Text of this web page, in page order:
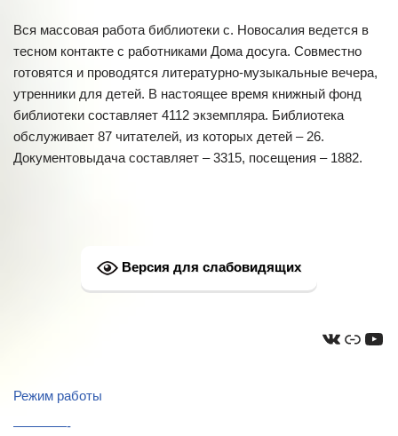
Вся массовая работа библиотеки с. Новосалия ведется в
тесном контакте с работниками Дома досуга. Совместно
готовятся и проводятся литературно-музыкальные вечера,
утренники для детей. В настоящее время книжный фонд
библиотеки составляет 4112 экземпляра. Библиотека
обслуживает 87 читателей, из которых детей – 26.
Документовыдача составляет – 3315, посещения – 1882.
Версия для слабовидящих
Режим работы
————-